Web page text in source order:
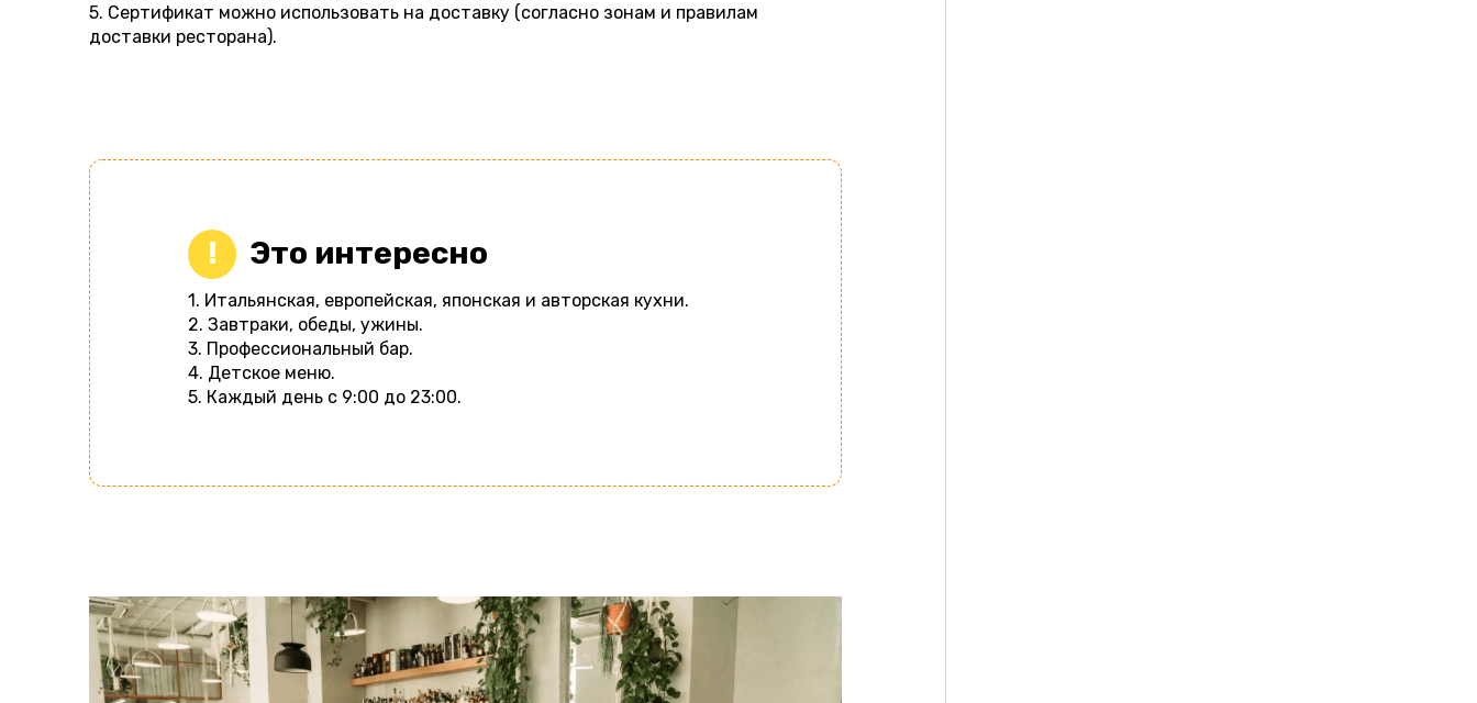
5. Сертификат можно использовать на доставку (согласно зонам и правилам
доставки ресторана).
Это интересно
1. Итальянская, европейская, японская и авторская кухни.
2. Завтраки, обеды, ужины.
3. Профессиональный бар.
4. Детское меню.
5. Каждый день с 9:00 до 23:00.